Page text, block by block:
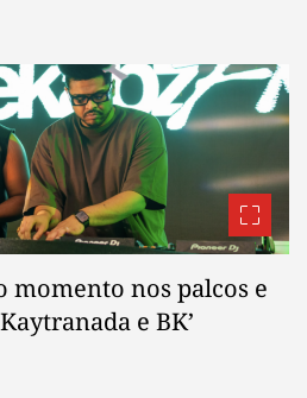
momento nos palcos e
e BK’